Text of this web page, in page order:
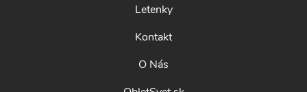
Letenky
Kontakt
O Nás